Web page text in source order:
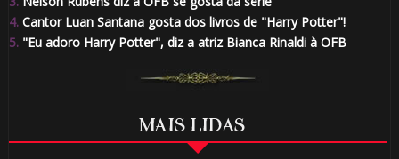
4.Cantor Luan Santana gosta dos livros de "Harry Potter"!
5."Eu adoro Harry Potter", diz a atriz Bianca Rinaldi à OFB
MAIS LIDAS 🎂